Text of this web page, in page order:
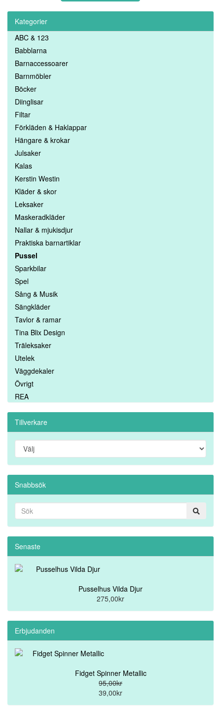
Kategorier
ABC & 123
Babblarna
Barnaccessoarer
Barnmöbler
Böcker
Diinglisar
Filtar
Förkläden & Haklappar
Hängare & krokar
Julsaker
Kalas
Kerstin Westin
Kläder & skor
Leksaker
Maskeradkläder
Nallar & mjukisdjur
Praktiska barnartiklar
Pussel
Sparkbilar
Spel
Sång & Musik
Sängkläder
Tavlor & ramar
Tina Blix Design
Träleksaker
Utelek
Väggdekaler
Övrigt
REA
Tillverkare
Snabbsök
Senaste
Pusselhus Vilda Djur
275,00kr
Erbjudanden
Fidget Spinner Metallic
95,00kr
39,00kr